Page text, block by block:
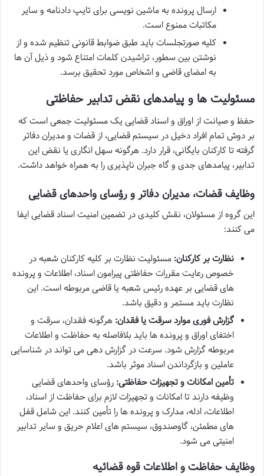
ارسال پرونده به ماشین نویسی برای تایپ دادنامه و سایر
مکاتبات ممنوع است.
کلیه صورتجلسات باید طبق ضوابط قانونی تنظیم شده و از
نوشتن بین سطور، تراشیدن کلمات امتناع شود و ذیل آن ها
به امضای قاضی و اشخاص مورد تحقیق برسد.
مسئولیت ها و پیامدهای نقض تدابیر حفاظتی
حفظ و صیانت از اوراق و اسناد قضایی یک مسئولیت جمعی است که
بر دوش تمام افراد دخیل در سیستم قضایی، از قضات و مدیران دفاتر
گرفته تا کارکنان بایگانی، قرار دارد. هرگونه سهل انگاری یا نقض این
تدابیر، پیامدهای جدی و گاه جبران ناپذیری را به همراه خواهد داشت.
وظایف قضات، مدیران دفاتر و رؤسای واحدهای قضایی
این گروه از مسئولان، نقش کلیدی در تضمین امنیت اسناد قضایی ایفا
می کنند:
نظارت بر کارکنان: مسئولیت نظارت بر کلیه کارکنان شعبه در
خصوص رعایت مقررات حفاظتی پیرامون اسناد، اطلاعات و پرونده
های قضایی بر عهده رئیس شعبه یا قاضی مربوطه است. این
نظارت باید مستمر و دقیق باشد.
گزارش فوری موارد سرقت یا فقدان: هرگونه فقدان، سرقت و
اختفای اوراق و پرونده ها باید بلافاصله به حفاظت و اطلاعات
مربوطه گزارش شود. سرعت در گزارش دهی می تواند در شناسایی
عاملین و بازگرداندن اسناد موثر باشد.
تأمین امکانات و تجهیزات حفاظتی: رؤسای واحدهای قضایی
وظیفه دارند تا امکانات و تجهیزات لازم برای حفاظت از اسناد،
اطلاعات، ادله، مدارک و پرونده ها را تأمین کنند. این شامل قفل
های مطمئن، گاوصندوق، سیستم های اعلام حریق و سایر تدابیر
امنیتی می شود.
وظایف حفاظت و اطلاعات قوه قضائیه